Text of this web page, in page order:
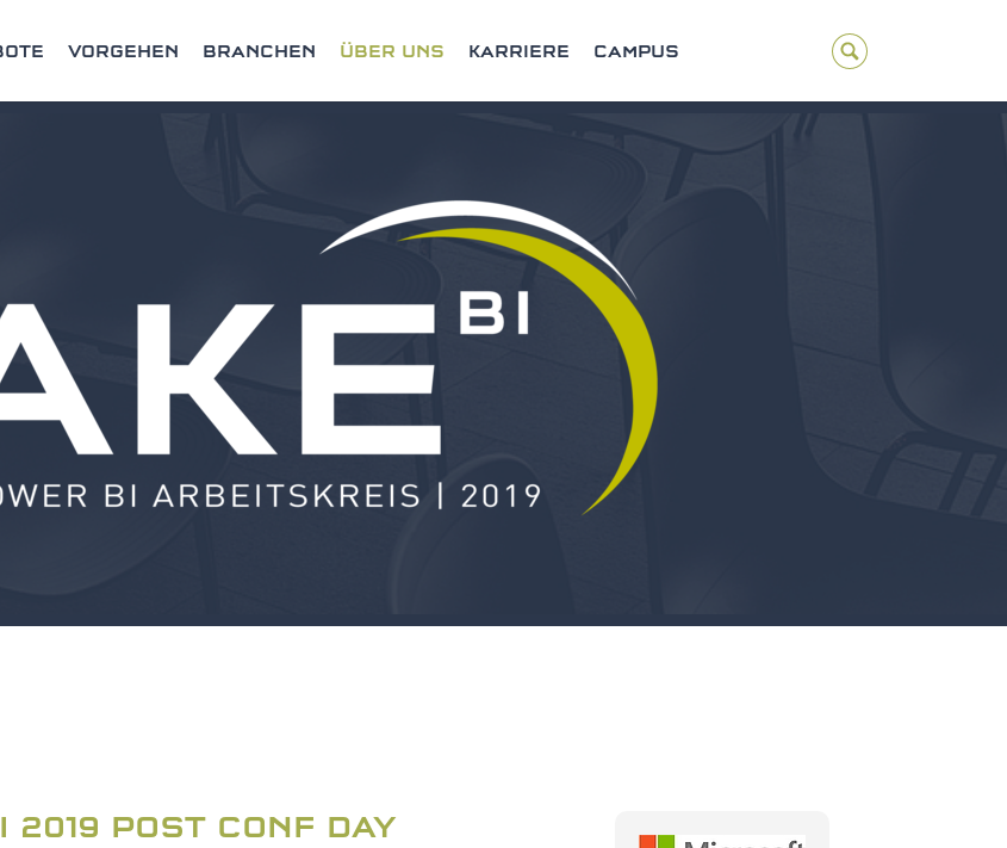
VORGEHEN BRANCHEN ÜBER UNS KARRIERE CAMPUS
2019 POST CONF DAY